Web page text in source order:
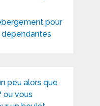
pour
peu alors que
ou vous